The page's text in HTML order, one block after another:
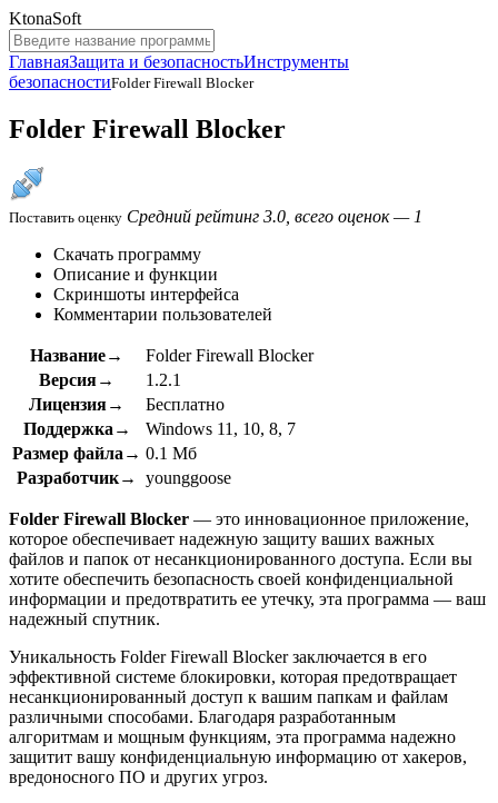
KtonaSoft
ГлавнаяЗащита и безопасностьИнструменты
безопасностиFolder Firewall Blocker
Folder Firewall Blocker
Поставить оценку Средний рейтинг 3.0, всего оценок — 1
Скачать программу
Описание и функции
Скриншоты интерфейса
Комментарии пользователей
Название→
Folder Firewall Blocker
Версия→
1.2.1
Лицензия→
Бесплатно
Поддержка→
Windows 11, 10, 8, 7
Размер файла→ 0.1 Мб
Разработчик→
younggoose
Folder Firewall Blocker — это инновационное приложение,
которое обеспечивает надежную защиту ваших важных
файлов и папок от несанкционированного доступа. Если вы
хотите обеспечить безопасность своей конфиденциальной
информации и предотвратить ее утечку, эта программа — ваш
надежный спутник.
Уникальность Folder Firewall Blocker заключается в его
эффективной системе блокировки, которая предотвращает
несанкционированный доступ к вашим папкам и файлам
различными способами. Благодаря разработанным
алгоритмам и мощным функциям, эта программа надежно
защитит вашу конфиденциальную информацию от хакеров,
вредоносного ПО и других угроз.